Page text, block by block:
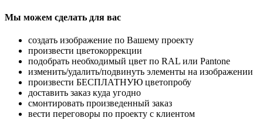
Мы можем сделать для вас
создать изображение по Вашему проекту
произвести цветокоррекции
подобрать необходимый цвет по RAL или Pantone
изменить/удалить/подвинуть элементы на изображении
произвести БЕСПЛАТНУЮ цветопробу
доставить заказ куда угодно
смонтировать произведенный заказ
вести переговоры по проекту с клиентом